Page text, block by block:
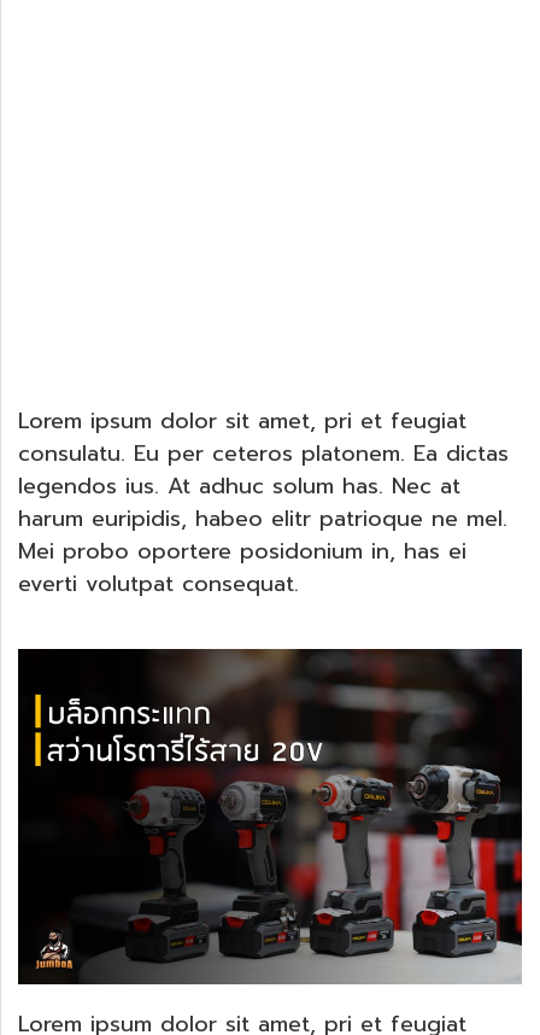
Lorem ipsum dolor sit amet, pri et feugiat
consulatu. Eu per ceteros platonem. Ea dictas
legendos ius. At adhuc solum has. Nec at
harum euripidis, habeo elitr patrioque ne mel.
Mei probo oportere posidonium in, has ei
everti volutpat consequat.
Lorem ipsum dolor sit amet, pri et feugiat